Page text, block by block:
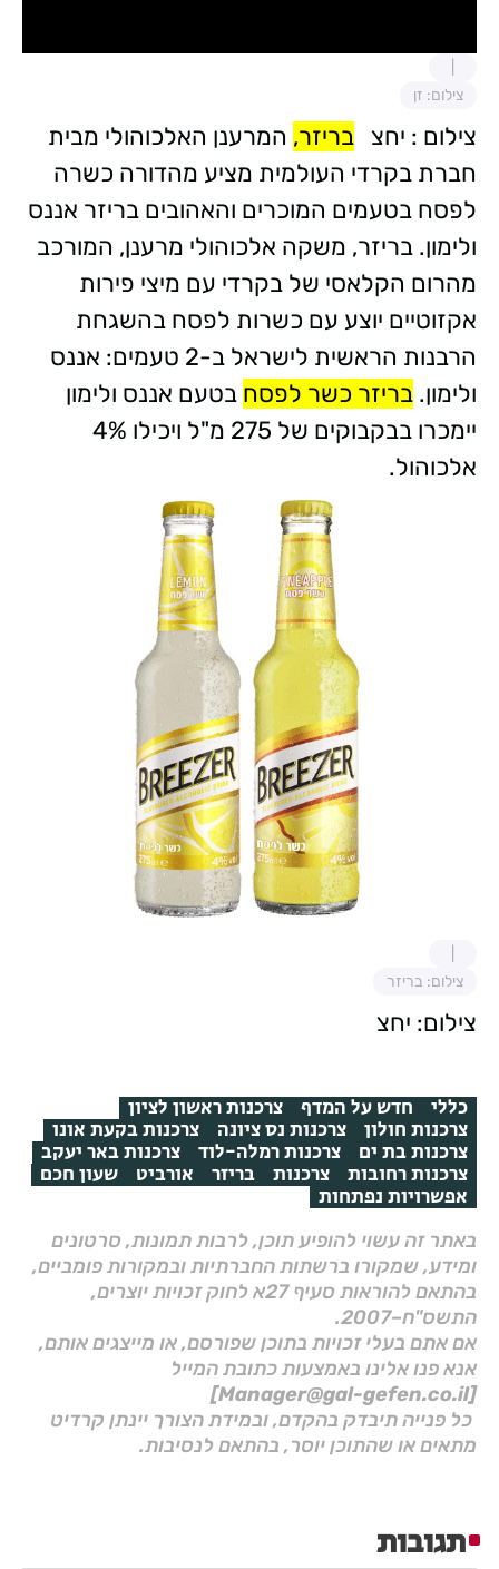
צילום: זן
צילום : יחצ בריזר, המרענן האלכוהולי מבית
חברת בקרדי העולמית מציע מהדורה כשרה
לפסח בטעמים המוכרים והאהובים בריזר אננס
ולימון. בריזר, משקה אלכוהולי מרענן, המורכב
מהרום הקלאסי של בקרדי עם מיצי פירות
אקזוטיים יוצע עם כשרות לפסח בהשגחת
הרבנות הראשית לישראל ב-2 טעמים: אננס
ולימון. בריזר כשר לפסח בטעם אננס ולימון
יימכרו בבקבוקים של 275 מ"ל ויכילו 4%
אלכוהול.
צילום: בריזר
צילום: יחצ
כללי חדש על המדף צרכנות ראשון לציון
צרכנות חולון צרכנות נס ציונה צרכנות בקעת אונו
צרכנות בת ים צרכנות רמלה-לוד צרכנות באר יעקב
צרכנות רחובות צרכנות בריזר אורביט שעון חכם
אפשרויות נפתחות
באתר זה עשוי להופיע תוכן, לרבות תמונות, סרטונים
ומידע, שמקורו ברשתות החברתיות ובמקורות פומביים,
בהתאם להוראות סעיף 27א לחוק זכויות יוצרים,
התשס"ח–2007.
אם אתם בעלי זכויות בתוכן שפורסם, או מייצגים אותם,
אנא פנו אלינו באמצעות כתובת המייל
[Manager@gal-gefen.co.il]
כל פנייה תיבדק בהקדם, ובמידת הצורך יינתן קרדיט
מתאים או שהתוכן יוסר, בהתאם לנסיבות.
תגובות